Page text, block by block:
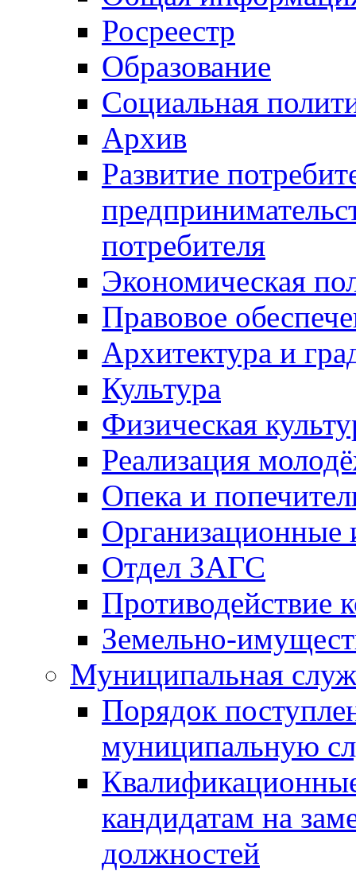
Росреестр
Образование
Социальная
Архив
Развитие
потребителя
Экономическая
Правовое
Архитектура и
Культура
Физическая
Реализация
Опека и
Отдел ЗАГС
Противодействие
Земельно-
Муниципальная
Порядок
муниципальную
кандидатам на
должностей